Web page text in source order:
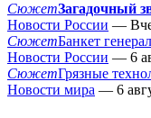
СюжетЗагадочный
Новости России —
СюжетБанкет
Новости России — 6
СюжетГрязные
Новости мира — 6